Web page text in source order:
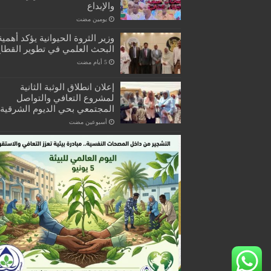
والإبداع
‏يومين مضت
وزير الثروة الحيوانية يؤكد
البحث العلمي في تطوير
‏5 أيام مضت
إعلان انطلاق الوثبة الثانية
لمشروع التعافي والتواصل
المجتمعي بحي الديوم الشرقية
‏أسبوعين مضت